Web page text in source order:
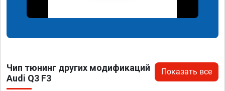
Чип тюнинг других модификаций
Audi Q3 F3
Показать все